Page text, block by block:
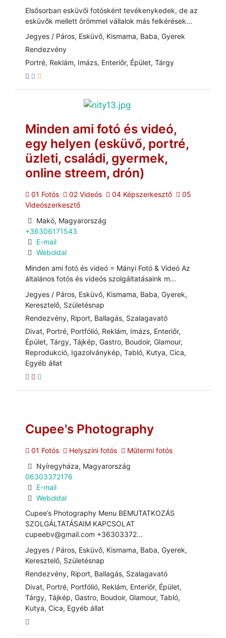
Elsősorban esküvői fotósként tevékenykedek, de az
esküvők mellett örömmel vállalok más felkérések...
Jegyes / Páros, Esküvő, Kismama, Baba, Gyerek
Rendezvény
Portré, Reklám, Imázs, Enteriőr, Épület, Tárgy
Minden ami fotó és videó,
egy helyen (esküvő, portré,
üzleti, családi, gyermek,
online streem, drón)
01 Fotós 02 Videós 04 Képszerkesztő
05
Videószerkesztő
Makó, Magyarország
+36306171543
E-mail
Weboldal
Minden ami fotó és videó = Mányi Fotó & Videó Az
általános fotós és videós szolgáltatásaink m...
Jegyes / Páros, Esküvő, Kismama, Baba, Gyerek,
Keresztelő, Születésnap
Rendezvény, Riport, Ballagás, Szalagavató
Divat, Portré, Portfólió, Reklám, Imázs, Enteriőr,
Épület, Tárgy, Tájkép, Gastro, Boudoir, Glamour,
Reprodukció, Igazolványkép, Tabló, Kutya, Cica,
Egyéb állat
Cupee's Photography
01 Fotós Helyszíni fotós
Műtermi fotós
Nyíregyháza, Magyarország
06303372176
E-mail
Weboldal
Cupee’s Photography Menu BEMUTATKOZÁS
SZOLGÁLTATÁSAIM KAPCSOLAT
cupeebv@gmail.com +36303372...
Jegyes / Páros, Esküvő, Kismama, Baba, Gyerek,
Keresztelő, Születésnap
Rendezvény, Riport, Ballagás, Szalagavató
Divat, Portré, Portfólió, Reklám, Enteriőr, Épület,
Tárgy, Tájkép, Gastro, Boudoir, Glamour, Tabló,
Kutya, Cica, Egyéb állat